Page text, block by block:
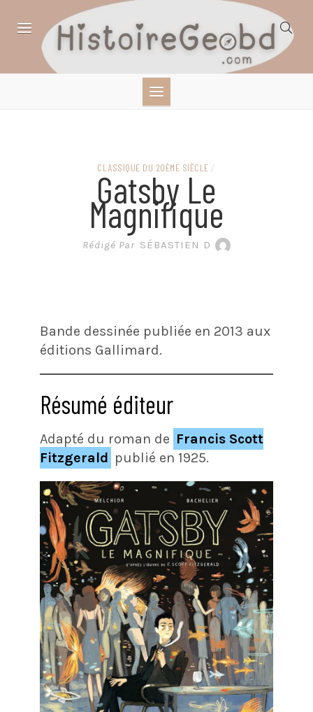
SCIENCES,
LITTÉRATURE EN
BANDE DESSINÉE
CLASSIQUE DU 20ÈME SIÈCLE /
Gatsby Le
Magnifique
Rédigé Par SÉBASTIEN D
Bande dessinée publiée en 2013 aux
éditions Gallimard.
Résumé éditeur
Adapté du roman de Francis Scott
Fitzgerald publié en 1925.